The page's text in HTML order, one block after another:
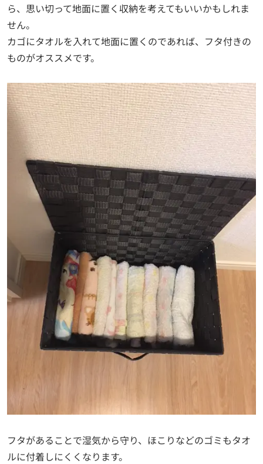
ら、思い切って地面に置く収納を考えてもいいかもしれま
せん。
カゴにタオルを入れて地面に置くのであれば、フタ付きの
ものがオススメです。
フタがあることで湿気から守り、ほこりなどのゴミもタオ
ルに付着しにくくなります。